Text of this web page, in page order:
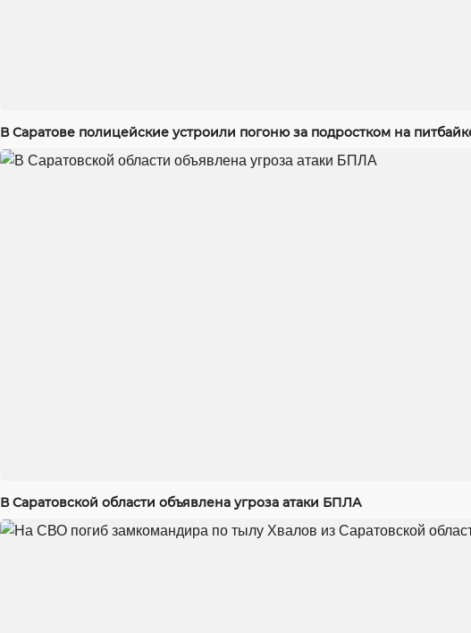
В Саратове полицейские устроили погоню за подростком на
В Саратовской области объявлена угроза атаки БПЛА